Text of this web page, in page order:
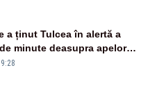
a ținut Tulcea în alertă a
minute deasupra apelor
fost ridicate două F-16